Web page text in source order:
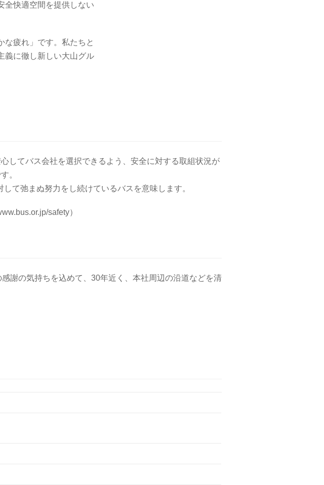
全快適空間を提供しない
な疲れ」です。私たちと
義に徹し新しい大山グル
してバス会社を選択できるよう、安全に対する取組状況が
。
て弛まぬ努力をし続けているバスを意味します。
safety）
謝の気持ちを込めて、30年近く、本社周辺の沿道などを清